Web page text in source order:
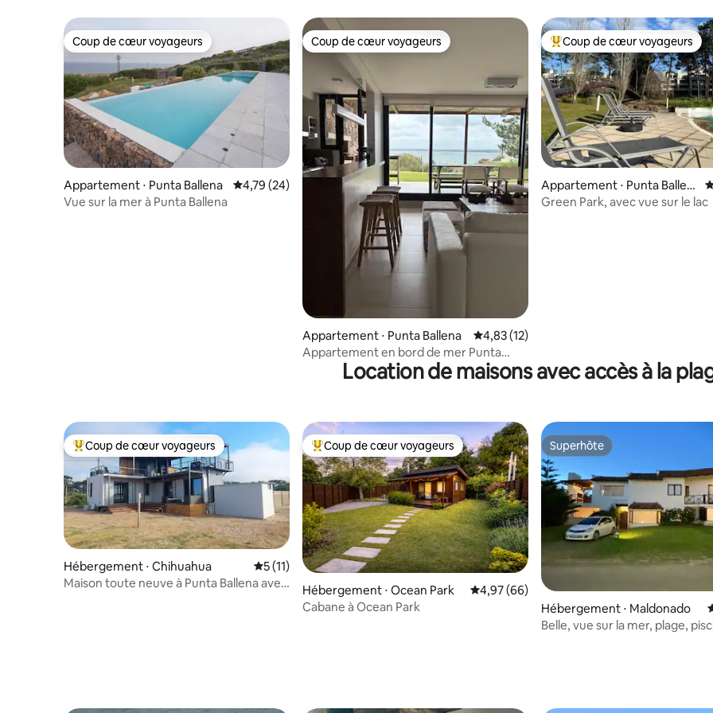
Coup de cœur voyageurs
Coup de cœur voyageurs
Appartement ⋅ Punta Ballena Évaluation moyenne sur la base de 24 commentaires : 4,79 sur 5
4,79 (24)
Vue sur la mer à Punta Ballena
Coup de cœur voyageurs
Coup de cœur voyageurs
Appartement ⋅ Punta Ballena Évaluation moyenne sur la base de 12
4,83 (12)
Appartement en bord de mer Punta
Ballena 301
Coups de cœur voyageurs les
Coup de cœur voyageurs
Appartement ⋅ Punta Ballen
a
Green Park, avec vue sur le lac
Location de maisons avec accès à la
Coups de cœur voyageurs les plus appréciés
Coup de cœur voyageurs
Hébergement ⋅ Chihuahua Évaluation moyenne sur la base de 11 commentaires : 5 sur 5
5 (11)
Maison toute neuve à Punta Ballena avec
Coups de cœur voyageurs les plus appréciés
Coup de cœur voyageurs
Hébergement ⋅ Ocean Park Évaluation moyenne sur la base de 66
4,97 (66)
Cabane à Ocean Park
Superhôte
Superhôte
Hébergement ⋅ Maldonado
Belle, vue sur la mer, plage,